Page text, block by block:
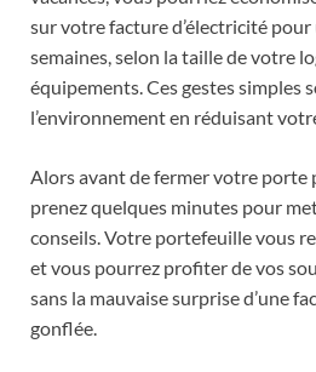
sur votre facture d’électricité pour
semaines, selon la taille de votre
équipements. Ces gestes simples
l’environnement en réduisant
Alors avant de fermer votre porte
prenez quelques minutes pour
conseils. Votre portefeuille vous
et vous pourrez profiter de vos
sans la mauvaise surprise d’une
gonflée.